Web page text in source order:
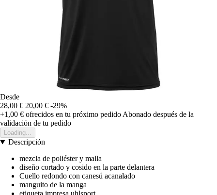
Desde
28,00 € 20,00 € -29%
+1,00 € ofrecidos en tu próximo pedido Abonado después de la
validación de tu pedido
Loading...
Descripción
mezcla de poliéster y malla
diseño cortado y cosido en la parte delantera
Cuello redondo con canesú acanalado
manguito de la manga